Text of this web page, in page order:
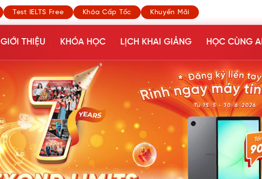
Test IELTS Free Khóa Cấp Tốc Khuyến Mãi
GIỚI THIỆU KHÓA HỌC LỊCH KHAI GIẢNG HỌC CÙNG AI